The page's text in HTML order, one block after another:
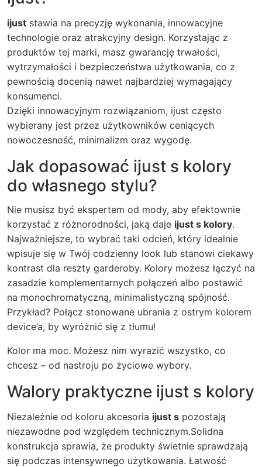
ijust stawia na precyzję wykonania, innowacyjne
technologie oraz atrakcyjny design. Korzystając z
produktów tej marki, masz gwarancję trwałości,
wytrzymałości i bezpieczeństwa użytkowania, co z
pewnością docenią nawet najbardziej wymagający
konsumenci.
Dzięki innowacyjnym rozwiązaniom, ijust często
wybierany jest przez użytkowników ceniących
nowoczesność, minimalizm oraz wygodę.
Jak dopasować ijust s kolory
do własnego stylu?
Nie musisz być ekspertem od mody, aby efektownie
korzystać z różnorodności, jaką daje ijust s kolory.
Najważniejsze, to wybrać taki odcień, który idealnie
wpisuje się w Twój codzienny look lub stanowi ciekawy
kontrast dla reszty garderoby. Kolory możesz łączyć na
zasadzie komplementarnych połączeń albo postawić
na monochromatyczną, minimalistyczną spójność.
Przykład? Połącz stonowane ubrania z ostrym kolorem
device’a, by wyróżnić się z tłumu!
Kolor ma moc. Możesz nim wyrazić wszystko, co
chcesz – od nastroju po życiowe wybory.
Walory praktyczne ijust s kolory
Niezależnie od koloru akcesoria ijust s pozostają
niezawodne pod względem technicznym.Solidna
konstrukcja sprawia, że produkty świetnie sprawdzają
się podczas intensywnego użytkowania. Łatwość